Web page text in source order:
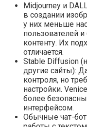
Midjourney и
в создании
у них меньше
пользователей
контенту. Их
отличается.
Stable Diffusion
другие сайты):
контроля, но
настройки.
более
интерфейсом.
Обычные чат-